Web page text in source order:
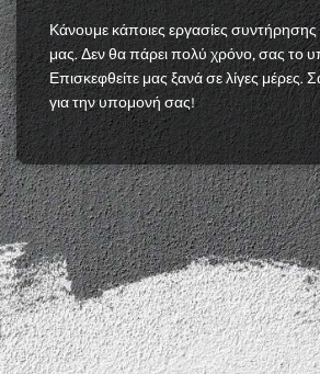
Κάνουμε κάποιες εργασίες
μας. Δεν θα πάρει πολύ χρόνο, σας το
Επισκεφθείτε μας ξανά σε λίγες μέρες.
για την υπομονή σας!